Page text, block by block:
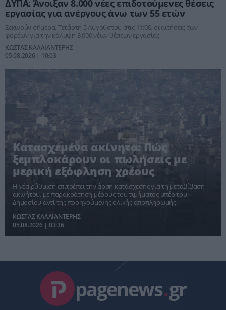
ΔΥΠΑ: Άνοιξαν 8.000 νέες επιδοτούμενες θέσεις
εργασίας για ανέργους άνω των 55 ετών
Ξεκινούν σήμερα, Τετάρτη 5 Αυγούστου στις 11:00, οι αιτήσεις των
φορέων για την κάλυψη 8.000 νέων θέσεων εργασίας
ΚΩΣΤΑΣ ΚΑΛΛΙΑΝΤΕΡΗΣ
05.08.2026 | 10:03
Κατασχεμένα ακίνητα: Πώς
ξεμπλοκάρουν οι πωλήσεις με
μερική εξόφληση χρέους
Η νέα ρύθμιση επιτρέπει την άρση κατάσχεσης για τη μεταβίβαση
ακινήτου, με παρακράτηση μέρους του τιμήματος υπέρ του
Δημοσίου αντί της προηγούμενης ολικής αποπληρωμής.
ΚΩΣΤΑΣ ΚΑΛΛΙΑΝΤΕΡΗΣ
05.08.2026 | 03:36
pagenews.gr